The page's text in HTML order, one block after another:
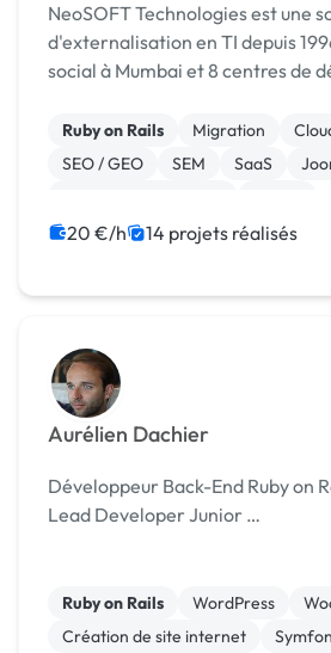
NeoSOFT Technologies est une
d'externalisation en TI depuis
social à Mumbai et 8 centres de
Ahmedabad, Noida, Pune et
dans l’état du...
Ruby on Rails Migration
SEO / GEO
SEM SaaS
Création de site internet
20 €/h 14 projets réalisés
Aurélien Dachier
Développeur Back-End Ruby on
Lead Developer Junior …
Ruby on Rails WordPress
Création de site internet